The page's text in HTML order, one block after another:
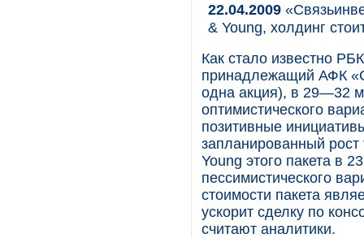
22.04.2009
& Young, холдинг
Как стало известно
принадлежащий АФК
одна акция), в 29—32
оптимистического
позитивные
запланированный
Young этого пакета в
пессимистического
стоимости пакета
ускорит сделку по
считают аналитики.